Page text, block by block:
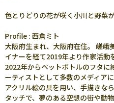
色とりどりの花が咲く小川と野菜
Profile : 西倉ミト
大阪府生まれ、大阪府在住。 嵯峨
イナーを経て2019年より作家活動
2022年からペットボトルのフタに
ーティストとして多数のメディア
アクリル絵の具を用い、手描きな
タッチで、夢のある空想の街や動物